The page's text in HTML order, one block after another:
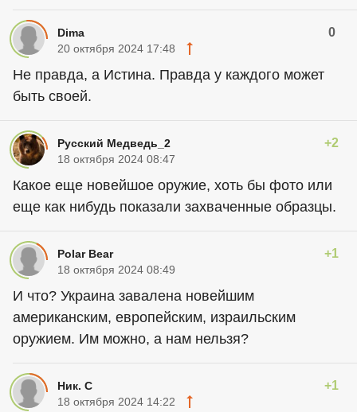
Dima 0
20 октября 2024 17:48
Не правда, а Истина. Правда у каждого может
быть своей.
Русский Медведь_2 +2
18 октября 2024 08:47
Какое еще новейшое оружие, хоть бы фото или
еще как нибудь показали захваченные образцы.
Polar Bear +1
18 октября 2024 08:49
И что? Украина завалена новейшим
американским, европейским, израильским
оружием. Им можно, а нам нельзя?
Ник. С +1
18 октября 2024 14:22